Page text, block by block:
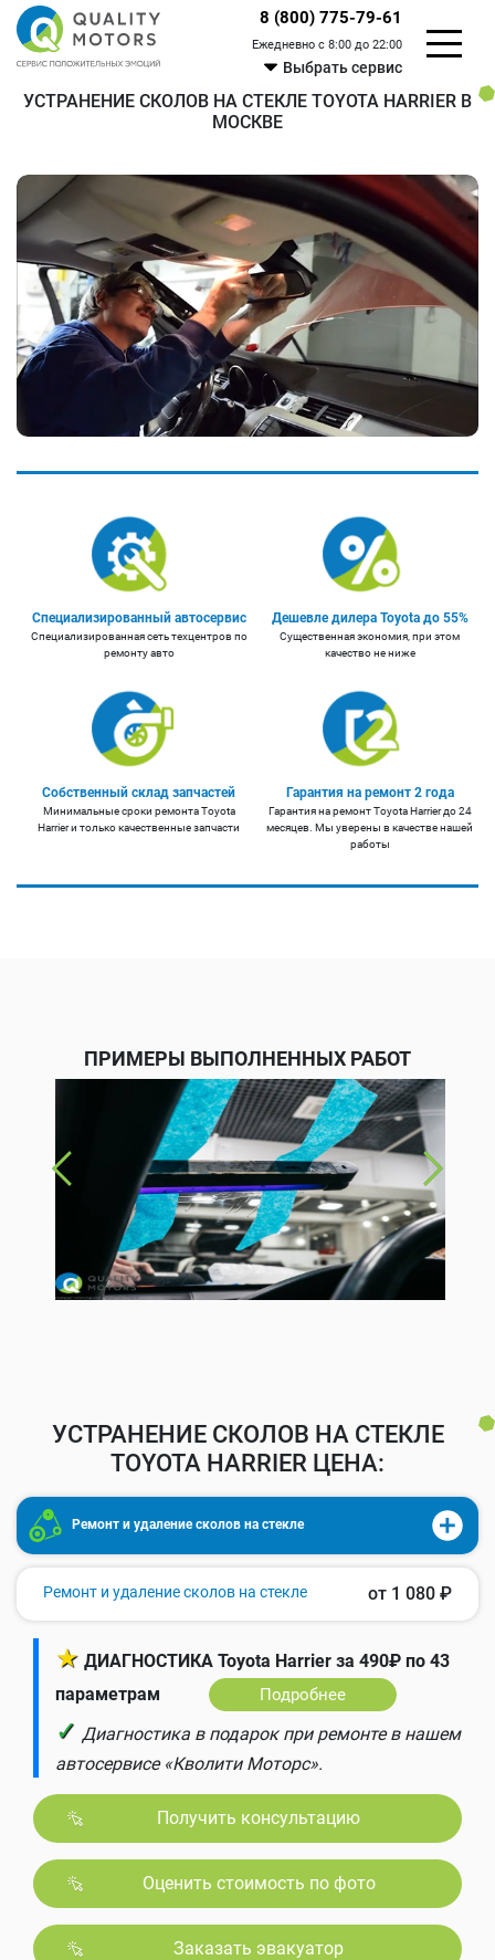
8 (800) 775-79-61
Ежедневно с 8:00 до 22:00
Выбрать сервис
УСТРАНЕНИЕ СКОЛОВ НА СТЕКЛЕ TOYOTA HARRIER В
МОСКВЕ
Специализированный автосервис
Специализированная сеть техцентров по
ремонту авто
Дешевле дилера Toyota до 55%
Существенная экономия, при этом
качество не ниже
Собственный склад запчастей
Минимальные сроки ремонта Toyota
Harrier и только качественные запчасти
Гарантия на ремонт 2 года
Гарантия на ремонт Toyota Harrier до 24
месяцев. Мы уверены в качестве нашей
работы
ПРИМЕРЫ ВЫПОЛНЕННЫХ РАБОТ
УСТРАНЕНИЕ СКОЛОВ НА СТЕКЛЕ
TOYOTA HARRIER ЦЕНА:
Ремонт и удаление сколов на стекле
Ремонт и удаление сколов на стекле от 1 080 ₽
★ ДИАГНОСТИКА Toyota Harrier за 490₽ по 43
параметрам
Подробнее
✓ Диагностика в подарок при ремонте в нашем
автосервисе «Кволити Моторс».
Получить консультацию
Оценить стоимость по фото
Заказать эвакуатор